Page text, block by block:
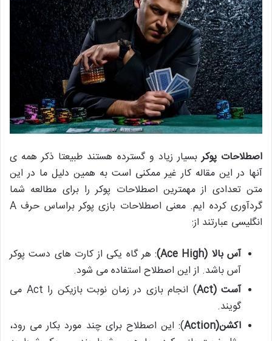
اصطلاحات پوکربسیار زیاد و گسترده هستند طبیعتا ذکر همه ی
آنها در این مقاله کار غیر ممکنی است به همین دلیل ما در این
متن تعدادی از مهمترین اصطلاحات پوکر را برای مطالعه شما
گردآوری کرده ایم. معنی اصطلاحات بازی پوکر براساس حرف A
انگلیسی عبارتند از:
آس بالا (Ace High)
: هر گاه یکی از کارت های دست پوکر
آس باشد. از این اصطلاح استفاده می شود.
آست (Act
) انجام بازی در زمان نوبت بازیکن را Act می
گویند.
اکشن(Action): این اصطلاح برای چند مورد بکار می رود،